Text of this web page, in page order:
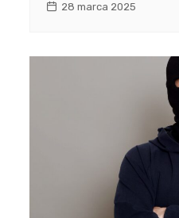
28 marca 2025